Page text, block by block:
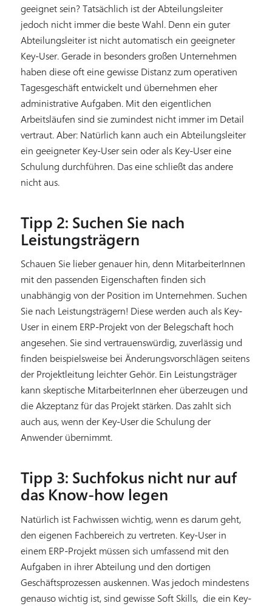
geeignet sein? Tatsächlich ist der Abteilungsleiter
jedoch nicht immer die beste Wahl. Denn ein guter
Abteilungsleiter ist nicht automatisch ein geeigneter
Key-User. Gerade in besonders großen Unternehmen
haben diese oft eine gewisse Distanz zum operativen
Tagesgeschäft entwickelt und übernehmen eher
administrative Aufgaben. Mit den eigentlichen
Arbeitsläufen sind sie zumindest nicht immer im Detail
vertraut. Aber: Natürlich kann auch ein Abteilungsleiter
ein geeigneter Key-User sein oder als Key-User eine
Schulung durchführen. Das eine schließt das andere
nicht aus.
Tipp 2: Suchen Sie nach
Leistungsträgern
Schauen Sie lieber genauer hin, denn MitarbeiterInnen
mit den passenden Eigenschaften finden sich
unabhängig von der Position im Unternehmen. Suchen
Sie nach Leistungsträgern! Diese werden auch als Key-
User in einem ERP-Projekt von der Belegschaft hoch
angesehen. Sie sind vertrauenswürdig, zuverlässig und
finden beispielsweise bei Änderungsvorschlägen seitens
der Projektleitung leichter Gehör. Ein Leistungsträger
kann skeptische MitarbeiterInnen eher überzeugen und
die Akzeptanz für das Projekt stärken. Das zahlt sich
auch aus, wenn der Key-User die Schulung der
Anwender übernimmt.
Tipp 3: Suchfokus nicht nur auf
das Know-how legen
Natürlich ist Fachwissen wichtig, wenn es darum geht,
den eigenen Fachbereich zu vertreten. Key-User in
einem ERP-Projekt müssen sich umfassend mit den
Aufgaben in ihrer Abteilung und den dortigen
Geschäftsprozessen auskennen. Was jedoch mindestens
genauso wichtig ist, sind gewisse Soft Skills, die ein Key-